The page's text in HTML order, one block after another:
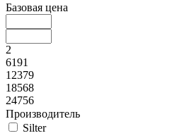
Базовая цена
2
6191
12379
18568
24756
Производитель
Silter